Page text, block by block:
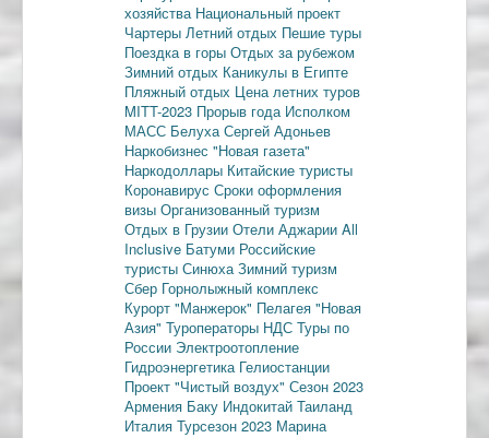
хозяйства Национальный проект
Чартеры Летний отдых Пешие туры
Поездка в горы Отдых за рубежом
Зимний отдых Каникулы в Египте
Пляжный отдых Цена летних туров
MITT-2023 Прорыв года Исполком
МАСС Белуха Сергей Адоньев
Наркобизнес "Новая газета"
Наркодоллары Китайские туристы
Коронавирус Сроки оформления
визы Организованный туризм
Отдых в Грузии Отели Аджарии All
Inclusive Батуми Российские
туристы Синюха Зимний туризм
Сбер Горнолыжный комплекс
Курорт "Манжерок" Пелагея "Новая
Азия" Туроператоры НДС Туры по
России Электроотопление
Гидроэнергетика Гелиостанции
Проект "Чистый воздух" Сезон 2023
Армения Баку Индокитай Таиланд
Италия Турсезон 2023 Марина